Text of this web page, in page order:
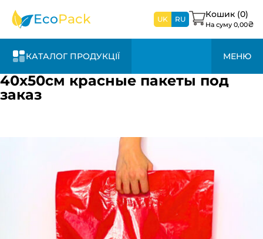
часом
EcoPack UK RU Кошик (0)
На суму 0,00₴
КАТАЛОГ ПРОДУКЦІЇ МЕНЮ
40х50см красные пакеты под
заказ